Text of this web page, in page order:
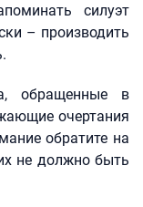
силуэт
– производить
обращенные в
очертания
обратите на
не должно быть